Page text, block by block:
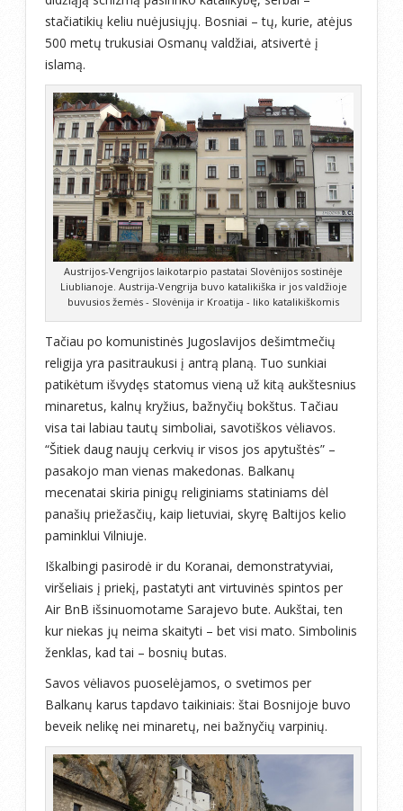
stačiatikių keliu nuėjusiųjų. Bosniai – tų, kurie, atėjus
500 metų trukusiai Osmanų valdžiai, atsivertė į
islamą.
Austrijos-Vengrijos laikotarpio pastatai Slovėnijos sostinėje
Liublianoje. Austrija-Vengrija buvo katalikiška ir jos valdžioje
buvusios žemės - Slovėnija ir Kroatija - liko katalikiškomis
Tačiau po komunistinės Jugoslavijos dešimtmečių
religija yra pasitraukusi į antrą planą. Tuo sunkiai
patikėtum išvydęs statomus vieną už kitą aukštesnius
minaretus, kalnų kryžius, bažnyčių bokštus. Tačiau
visa tai labiau tautų simboliai, savotiškos vėliavos.
“Šitiek daug naujų cerkvių ir visos jos apytuštės” –
pasakojo man vienas makedonas. Balkanų
mecenatai skiria pinigų religiniams statiniams dėl
panašių priežasčių, kaip lietuviai, skyrę Baltijos kelio
paminklui Vilniuje.
Iškalbingi pasirodė ir du Koranai, demonstratyviai,
viršeliais į priekį, pastatyti ant virtuvinės spintos per
Air BnB išsinuomotame Sarajevo bute. Aukštai, ten
kur niekas jų neima skaityti – bet visi mato. Simbolinis
ženklas, kad tai – bosnių butas.
Savos vėliavos puoselėjamos, o svetimos per
Balkanų karus tapdavo taikiniais: štai Bosnijoje buvo
beveik nelikę nei minaretų, nei bažnyčių varpinių.